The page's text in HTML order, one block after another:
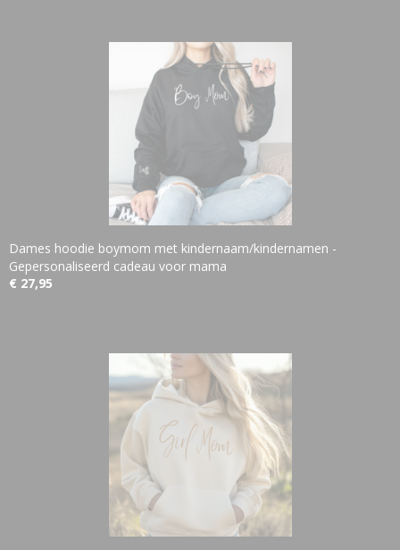
Dames hoodie boymom met kindernaam/kindernamen -
Gepersonaliseerd cadeau voor mama
€ 27,95